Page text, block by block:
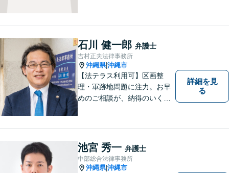
の皆様のお役に立てればと思
っております。お困りごとが
あれば、一度ご相談くださ
い。
石川 健一郎 弁護士
吉村正夫法律事務所
沖縄県|沖縄市
【法テラス利用可】区画整
理・軍跡地問題に注力。お早
めのご相談が、納得のいく解
まう前にご連絡を。あなたの
代理人として全力でサポート
します【分割払い可】【休日
夜間対応】【駐車場あり】
詳細を見
る
池宮 秀一 弁護士
中部総合法律事務所
沖縄県|沖縄市